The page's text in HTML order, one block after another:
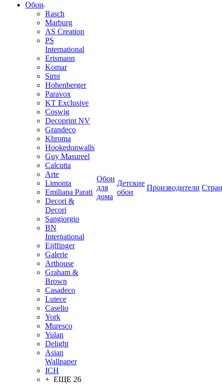
Обои
Rasch
Marburg
AS Creation
PS
International
Erismann
Komar
Sirpi
Hohenberger
Paravox
KT Exclusive
Coswig
Decoprint NV
Grandeco
Khroma
Hookedonwalls
Guy Masureel
Calcutta
Arte
Limonta
Emiliana Parati
Decori &
Decori
Sangiorgio
BN
International
Eijffinger
Galerie
Arthouse
Graham &
Brown
Casadeco
Lutece
Caselio
York
Muresco
Yulan
Delight
Asian
Wallpaper
ICH
+ ЕЩЕ 26
Обои
для
дома
Детские
обои
Производители